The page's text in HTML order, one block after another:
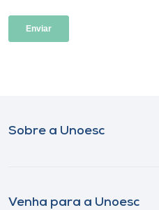
Sobre a Unoesc
Venha para a Unoesc